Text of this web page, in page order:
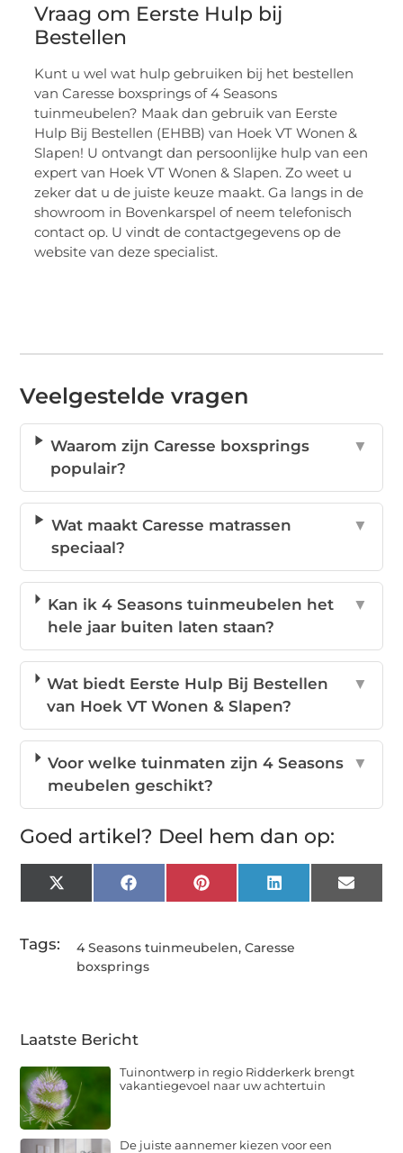
Vraag om Eerste Hulp bij
Bestellen
Kunt u wel wat hulp gebruiken bij het bestellen
van Caresse boxsprings of 4 Seasons
tuinmeubelen? Maak dan gebruik van Eerste
Hulp Bij Bestellen (EHBB) van Hoek VT Wonen &
Slapen! U ontvangt dan persoonlijke hulp van een
expert van Hoek VT Wonen & Slapen. Zo weet u
zeker dat u de juiste keuze maakt. Ga langs in de
showroom in Bovenkarspel of neem telefonisch
contact op. U vindt de contactgegevens op de
website van deze specialist.
Veelgestelde vragen
Waarom zijn Caresse boxsprings
populair?
▼
Wat maakt Caresse matrassen
speciaal?
▼
Kan ik 4 Seasons tuinmeubelen het
hele jaar buiten laten staan?
▼
Wat biedt Eerste Hulp Bij Bestellen
van Hoek VT Wonen & Slapen?
▼
Voor welke tuinmaten zijn 4 Seasons
meubelen geschikt?
▼
Goed artikel? Deel hem dan op:
X
(Twitter)
FacebookPinterestLinkedInEmail
Tags: 4 Seasons tuinmeubelen, Caresse
boxsprings
Laatste Bericht
Tuinontwerp in regio Ridderkerk brengt
vakantiegevoel naar uw achtertuin
De juiste aannemer kiezen voor een